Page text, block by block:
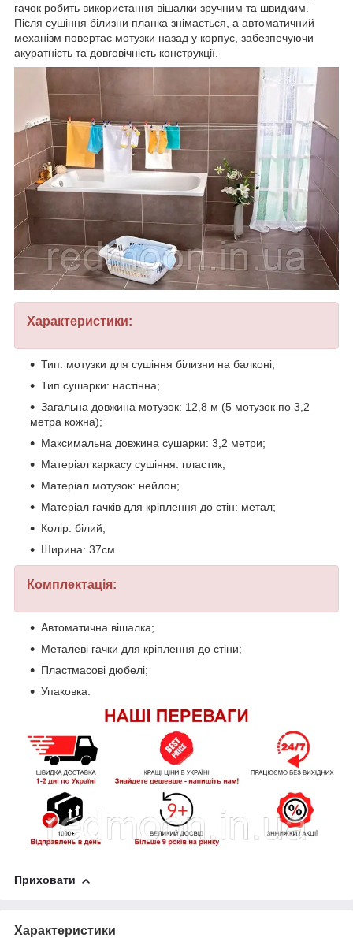
гачок робить використання вішалки зручним та швидким.
Після сушіння білизни планка знімається, а автоматичний
механізм повертає мотузки назад у корпус, забезпечуючи
акуратність та довговічність конструкції.
Характеристики:
Тип: мотузки для сушіння білизни на балконі;
Тип сушарки: настінна;
Загальна довжина мотузок: 12,8 м (5 мотузок по 3,2
метра кожна);
Максимальна довжина сушарки: 3,2 метри;
Матеріал каркасу сушіння: пластик;
Матеріал мотузок: нейлон;
Матеріал гачків для кріплення до стін: метал;
Колір: білий;
Ширина: 37см
Комплектація:
Автоматична вішалка;
Металеві гачки для кріплення до стіни;
Пластмасові дюбелі;
Упаковка.
Приховати
Характеристики